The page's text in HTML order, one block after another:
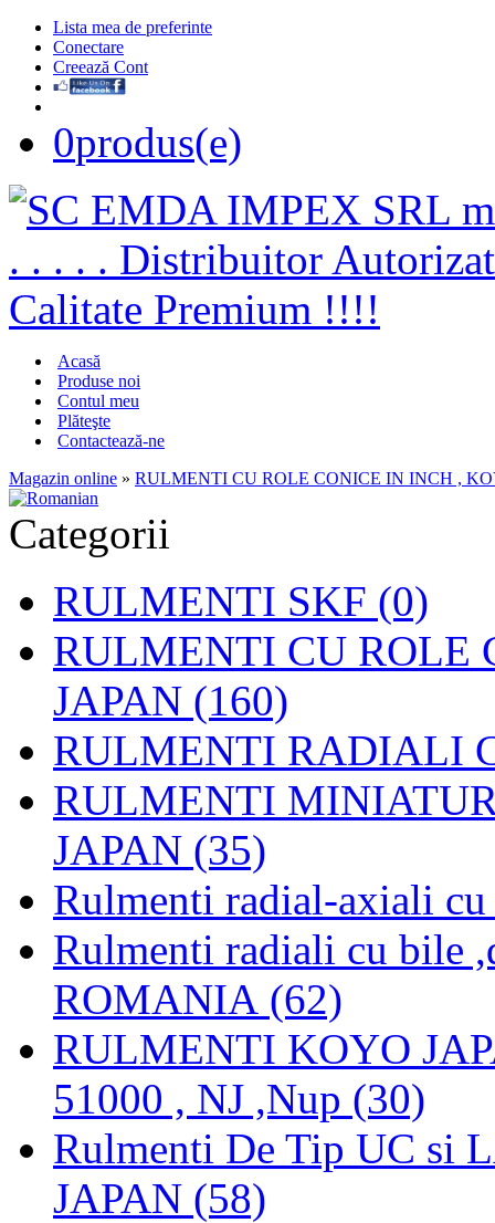
Lista mea de preferinte
Conectare
Creează Cont
0produs(e)
Acasă
Produse noi
Contul meu
Plăteşte
Contactează-ne
Magazin online » RULMENTI CU ROLE CONICE IN INCH ,
Categorii
RULMENTI SKF (0)
RULMENTI CU ROLE
JAPAN (160)
RULMENTI RADIALI
RULMENTI
JAPAN (35)
Rulmenti radial-axiali
Rulmenti radiali cu bile
ROMANIA (62)
RULMENTI KOYO
51000 , NJ ,Nup (30)
Rulmenti De Tip UC si
JAPAN (58)